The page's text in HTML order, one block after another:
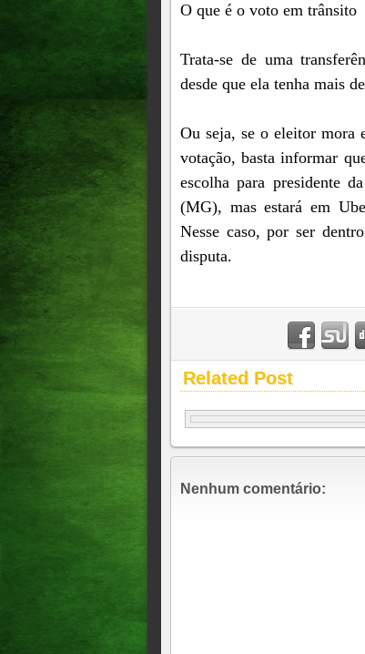
O que é o voto em trânsito
Trata-se de uma
desde que ela tenha mais
Ou seja, se o eleitor mora
votação, basta informar
escolha para presidente
(MG), mas estará em
Nesse caso, por ser
disputa.
Related Post
Nenhum comentário: